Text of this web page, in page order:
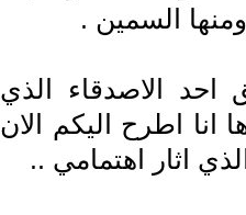
السمين .
احد الاصدقاء الذي
اطرح اليكم الان
اثار اهتمامي ..